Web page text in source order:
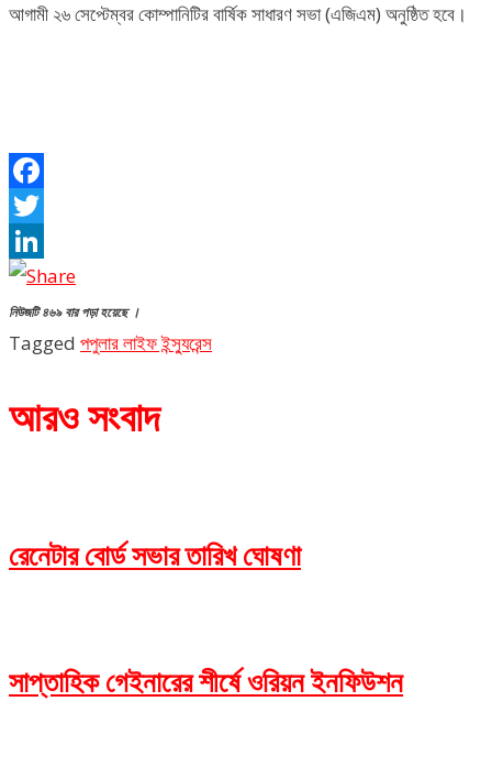
আগামী ২৬ সেপ্টেম্বর কোম্পানিটির বার্ষিক সাধারণ সভা (এজিএম) অনুষ্ঠিত হবে।
Facebook
Twitter
LinkedIn
নিউজটি ৪৬৯ বার পড়া হয়েছে ।
Tagged পপুলার লাইফ ইন্স্যুরেন্স
আরও সংবাদ
রেনেটার বোর্ড সভার তারিখ ঘোষণা
সাপ্তাহিক গেইনারের শীর্ষে ওরিয়ন ইনফিউশন